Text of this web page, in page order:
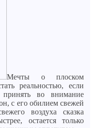
Мечты о плоском
реальностью, если
во внимание
с его обилием свежей
воздуха сказка
остается только